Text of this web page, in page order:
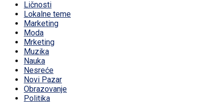
Ličnosti
Lokalne teme
Marketing
Moda
Mrketing
Muzika
Nauka
Nesreće
Novi Pazar
Obrazovanje
Politika